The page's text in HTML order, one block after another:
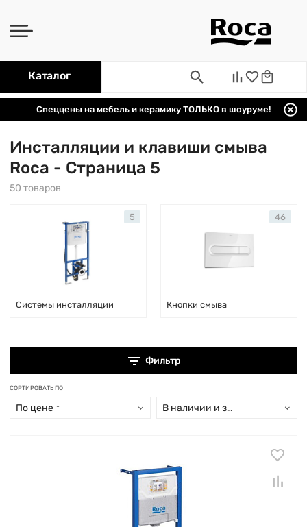
Каталог
Спеццены на мебель и керамику ТОЛЬКО в шоуруме!
Инсталляции и клавиши смыва
Roca - Страница 5
50 товаров
Системы инсталляции
5
Кнопки смыва
46
Фильтр
СОРТИРОВАТЬ ПО
По цене ↑ В наличии и заказ свыше 15 дн